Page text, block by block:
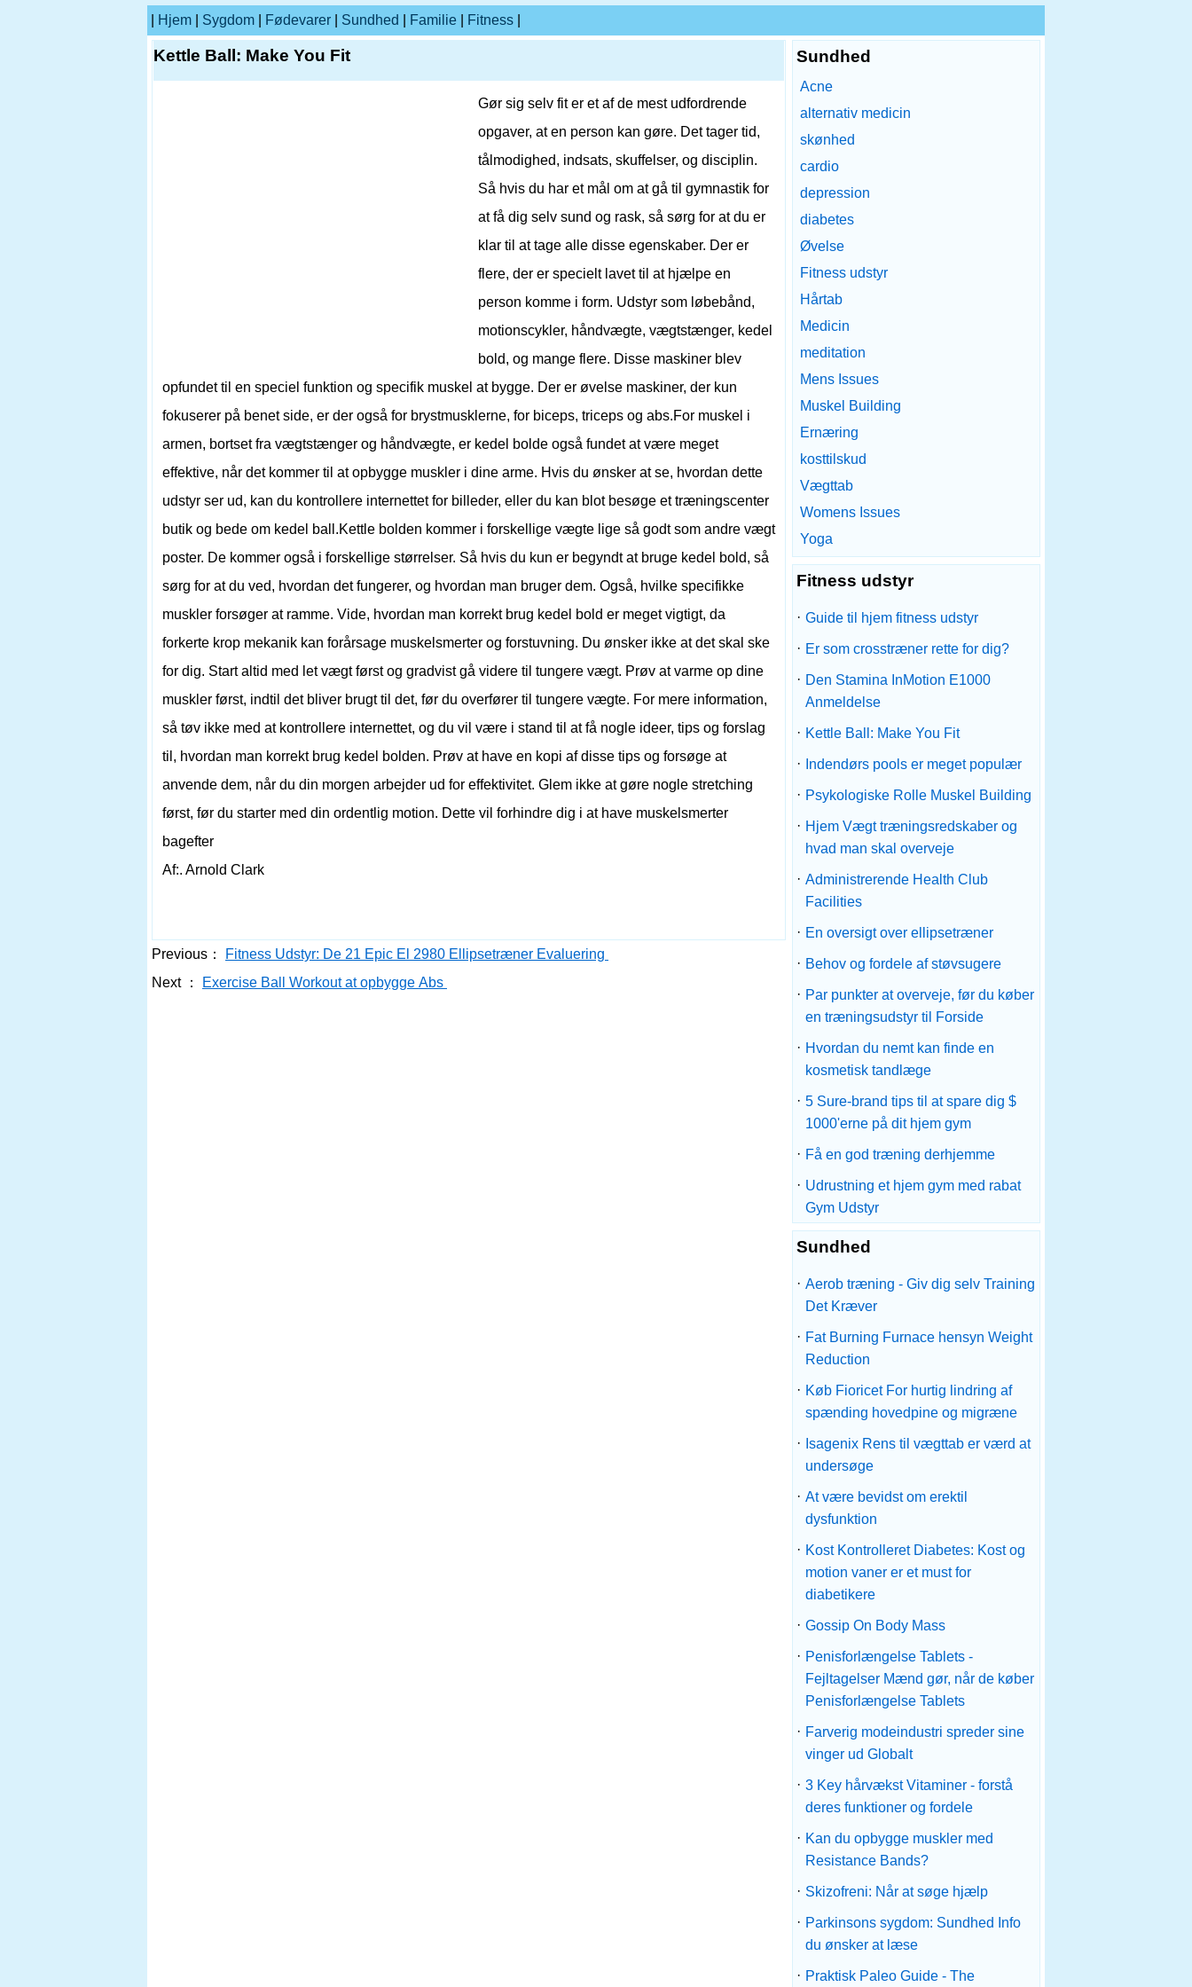
Hjem Sygdom Fødevarer Sundhed Familie Fitness
Kettle Ball: Make You Fit
Gør sig selv fit er et af de mest udfordrende
opgaver, at en person kan gøre. Det tager tid,
tålmodighed, indsats, skuffelser, og disciplin.
Så hvis du har et mål om at gå til gymnastik for
at få dig selv sund og rask, så sørg for at du er
klar til at tage alle disse egenskaber. Der er
flere, der er specielt lavet til at hjælpe en
person komme i form. Udstyr som løbebånd,
motionscykler, håndvægte, vægtstænger, kedel
bold, og mange flere. Disse maskiner blev
opfundet til en speciel funktion og specifik muskel at bygge. Der er øvelse maskiner, der kun
fokuserer på benet side, er der også for brystmusklerne, for biceps, triceps og abs.For muskel i
armen, bortset fra vægtstænger og håndvægte, er kedel bolde også fundet at være meget
effektive, når det kommer til at opbygge muskler i dine arme. Hvis du ønsker at se, hvordan dette
udstyr ser ud, kan du kontrollere internettet for billeder, eller du kan blot besøge et træningscenter
butik og bede om kedel ball.Kettle bolden kommer i forskellige vægte lige så godt som andre vægt
poster. De kommer også i forskellige størrelser. Så hvis du kun er begyndt at bruge kedel bold, så
sørg for at du ved, hvordan det fungerer, og hvordan man bruger dem. Også, hvilke specifikke
muskler forsøger at ramme. Vide, hvordan man korrekt brug kedel bold er meget vigtigt, da
forkerte krop mekanik kan forårsage muskelsmerter og forstuvning. Du ønsker ikke at det skal ske
for dig. Start altid med let vægt først og gradvist gå videre til tungere vægt. Prøv at varme op dine
muskler først, indtil det bliver brugt til det, før du overfører til tungere vægte. For mere information,
så tøv ikke med at kontrollere internettet, og du vil være i stand til at få nogle ideer, tips og forslag
til, hvordan man korrekt brug kedel bolden. Prøv at have en kopi af disse tips og forsøge at
anvende dem, når du din morgen arbejder ud for effektivitet. Glem ikke at gøre nogle stretching
først, før du starter med din ordentlig motion. Dette vil forhindre dig i at have muskelsmerter
bagefter
Af:. Arnold Clark
Previous：
Fitness Udstyr: De 21 Epic El 2980 Ellipsetræner Evaluering
Next ：
Exercise Ball Workout at opbygge Abs
Sundhed
Acne
alternativ medicin
skønhed
cardio
depression
diabetes
Øvelse
Fitness udstyr
Hårtab
Medicin
meditation
Mens Issues
Muskel Building
Ernæring
kosttilskud
Vægttab
Womens Issues
Yoga
Fitness udstyr
· Guide til hjem fitness udstyr
· Er som crosstræner rette for dig?
· Den Stamina InMotion E1000
Anmeldelse
· Kettle Ball: Make You Fit
·
Indendørs pools er meget populær
· Psykologiske Rolle Muskel Building
· Hjem Vægt træningsredskaber og
hvad man skal overveje
· Administrerende Health Club
Facilities
· En oversigt over ellipsetræner
· Behov og fordele af støvsugere
· Par punkter at overveje, før du køber
en træningsudstyr til Forside
· Hvordan du nemt kan finde en
kosmetisk tandlæge
· 5 Sure-brand tips til at spare dig $
1000'erne på dit hjem gym
· Få en god træning derhjemme
· Udrustning et hjem gym med rabat
Gym Udstyr
Sundhed
· Aerob træning - Giv dig selv Training
Det Kræver
· Fat Burning Furnace hensyn Weight
Reduction
· Køb Fioricet For hurtig lindring af
spænding hovedpine og migræne
· Isagenix Rens til vægttab er værd at
undersøge
· At være bevidst om erektil
dysfunktion
· Kost Kontrolleret Diabetes: Kost og
motion vaner er et must for
diabetikere
· Gossip On Body Mass
· Penisforlængelse Tablets -
Fejltagelser Mænd gør, når de køber
Penisforlængelse Tablets
· Farverig modeindustri spreder sine
vinger ud Globalt
· 3 Key hårvækst Vitaminer - forstå
deres funktioner og fordele
· Kan du opbygge muskler med
Resistance Bands?
· Skizofreni: Når at søge hjælp
· Parkinsons sygdom: Sundhed Info
du ønsker at læse
· Praktisk Paleo Guide - The